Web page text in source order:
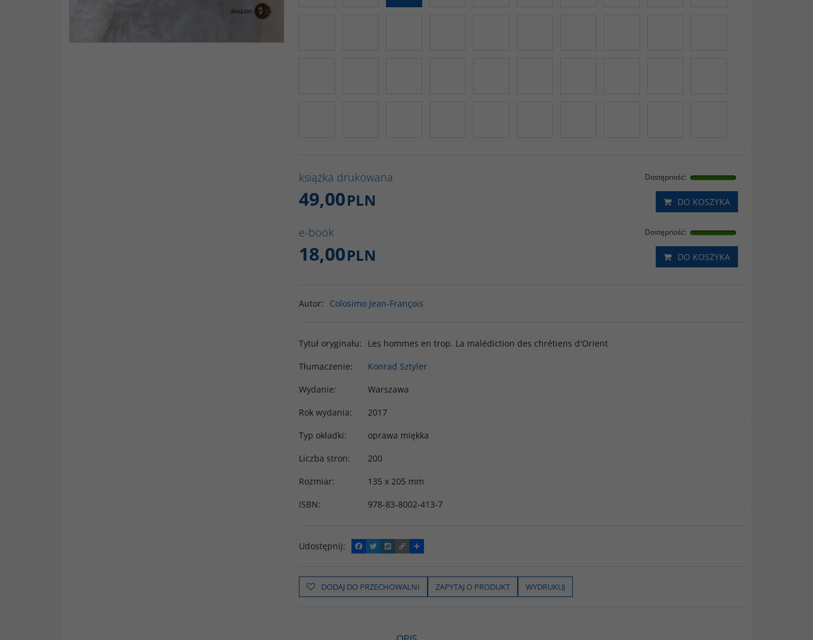
książka drukowana Dostępność:
49,00PLN DO KOSZYKA
e-book Dostępność:
18,00PLN DO KOSZYKA
Autor: Colosimo Jean-François
Tytuł oryginału:
Les hommes en trop. La malédiction des chrétiens d'Orient
Tłumaczenie:
Konrad Sztyler
Wydanie:
Warszawa
Rok wydania:
2017
Typ okładki:
oprawa miękka
Liczba stron:
200
Rozmiar:
135 x 205 mm
ISBN: 978-83-8002-413-7
Udostępnij:
F
a
e
b
o
T
w
t
t
e
W
y
o
p
C
o
y
L
i
P
o
z
i
e
ę
DODAJ DO PRZECHOWALNI ZAPYTAJ O PRODUKT WYDRUKUJ